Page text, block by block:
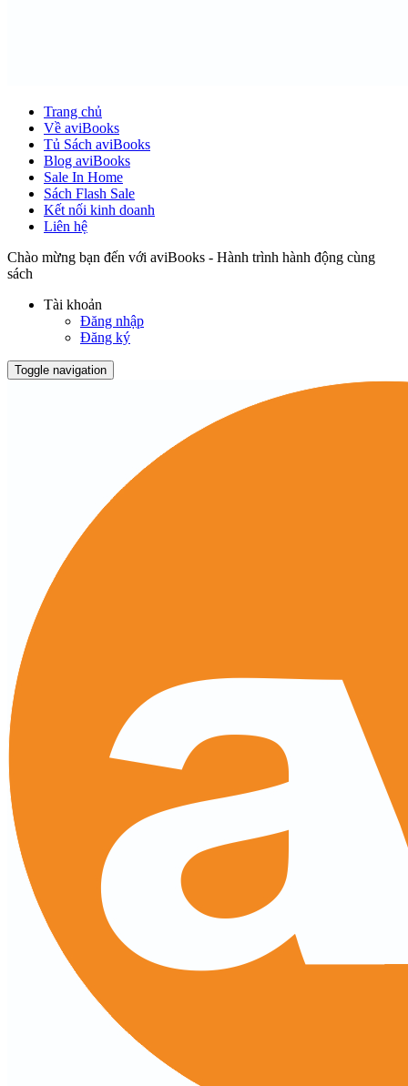
Trang chủ
Về aviBooks
Tủ Sách aviBooks
Blog aviBooks
Sale In Home
Sách Flash Sale
Kết nối kinh doanh
Liên hệ
Chào mừng bạn đến với aviBooks - Hành trình hành động cùng
sách
Tài khoản
Đăng nhập
Đăng ký
Toggle navigation